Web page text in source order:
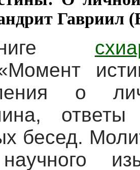
Гавриил
о
бесед.